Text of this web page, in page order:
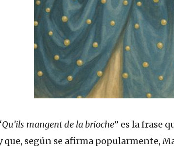
Qu’ils mangent de la brioche” es la frase
que, según se afirma popularmente,